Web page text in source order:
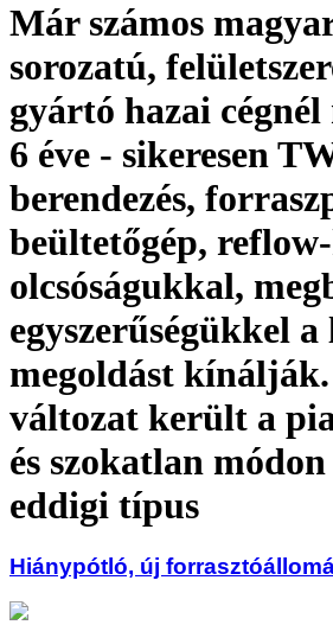
Már számos
sorozatú,
gyártó hazai
6 éve - sikeresen
berendezés,
beültetőgép,
olcsóságukkal,
egyszerűségükkel
megoldást
változat került a
és szokatlan
eddigi típus
Hiánypótló, új